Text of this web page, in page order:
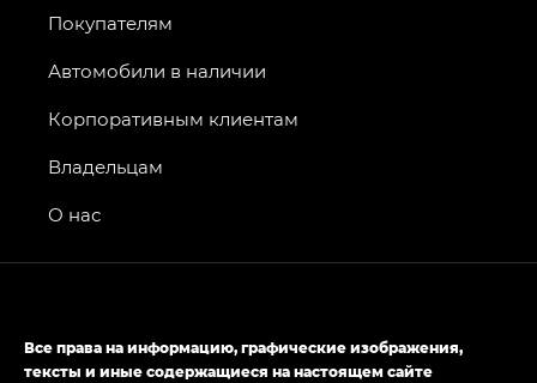
Джи Эс 8 ТРЭВЕЛЛЕР — GS8 TRAVELLER,
GT, Джи Эль — GL
GS4 — Джи Эс 4 (GS4) в комплектациях Джи Би
привод — GB AWD, Джи Эль Полный привод —
LOUNGE
Покупателям
Автомобили в наличии
Корпоративным клиентам
Владельцам
О нас
Все права на информацию, графические изображения,
тексты и иные содержащиеся на настоящем сайте